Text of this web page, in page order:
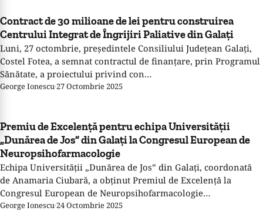
Contract de 30 milioane de lei pentru construirea
Centrului Integrat de Îngrijiri Paliative din Galați
Luni, 27 octombrie, președintele Consiliului Județean Galați,
Costel Fotea, a semnat contractul de finanțare, prin Programul
Sănătate, a proiectului privind con…
George Ionescu·27 Octombrie 2025
Premiu de Excelență pentru echipa Universității
„Dunărea de Jos” din Galați la Congresul European de
Neuropsihofarmacologie
Echipa Universității „Dunărea de Jos” din Galați, coordonată
de Anamaria Ciubară, a obținut Premiul de Excelență la
Congresul European de Neuropsihofarmacologie…
George Ionescu·24 Octombrie 2025